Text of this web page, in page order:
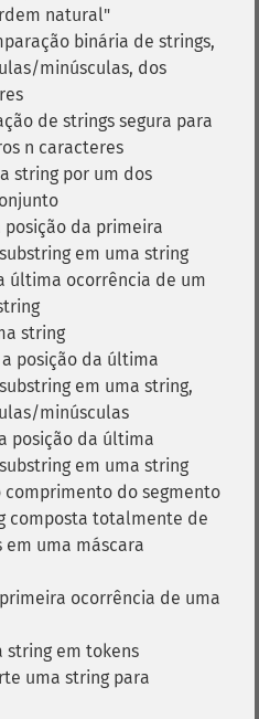
natural"
binária de strings,
minúsculas, dos
de strings segura para
n caracteres
string por um dos
da primeira
em uma string
última ocorrência de um
string
posição da última
em uma string,
minúsculas
posição da última
em uma string
do segmento
composta totalmente de
uma máscara
ocorrência de uma
string em tokens
uma string para